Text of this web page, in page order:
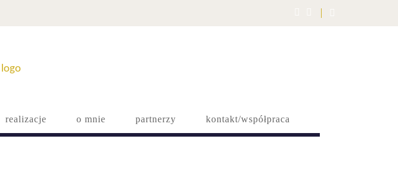
realizacje o mnie partnerzy kontakt/współpraca